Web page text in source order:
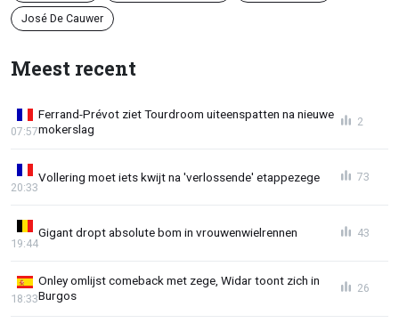
José De Cauwer
Meest recent
Ferrand-Prévot ziet Tourdroom uiteenspatten na nieuwe
mokerslag
07:57
2
Vollering moet iets kwijt na 'verlossende' etappezege
20:33
73
Gigant dropt absolute bom in vrouwenwielrennen
19:44
43
Onley omlijst comeback met zege, Widar toont zich in
Burgos
18:33
26